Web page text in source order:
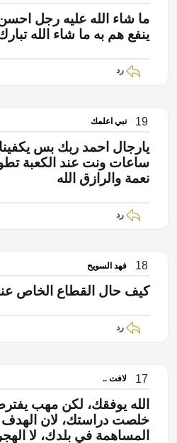
ما شاء الله عليه رجل احسن
ينفع هم به ما شاء الله
رد
19 تبي اعلمك
يارجال احمد ربك بس
ساعات ونت عند الكعبة
نعمة والرازق الله
رد
18 فهد السويح
كيف حال القطاع الخاص
رد
17 لافت ..
الله يوفقك، لكن مهب
خلصت دراستك، لان
المساهمة في بلدك، لا